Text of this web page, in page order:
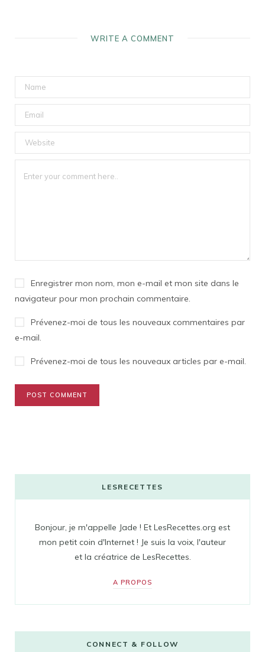
WRITE A COMMENT
Enregistrer mon nom, mon e-mail et mon site dans le
navigateur pour mon prochain commentaire.
Prévenez-moi de tous les nouveaux commentaires par
e-mail.
Prévenez-moi de tous les nouveaux articles par e-mail.
LESRECETTES
Bonjour, je m'appelle Jade ! Et LesRecettes.org est
mon petit coin d'Internet ! Je suis la voix, l'auteur
et la créatrice de LesRecettes.
A PROPOS
CONNECT & FOLLOW